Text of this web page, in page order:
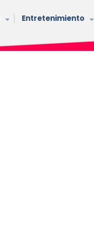
Entretenimiento